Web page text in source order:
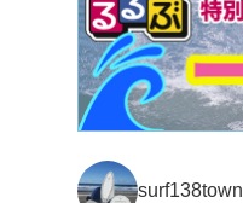
surf138town